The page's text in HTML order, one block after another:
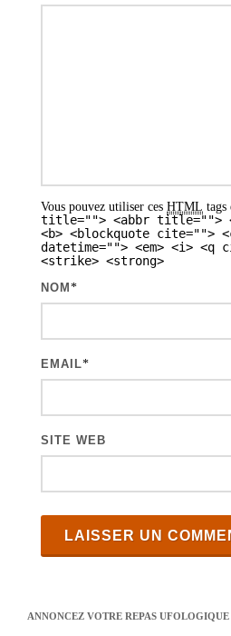
Vous pouvez utiliser ces HTML tags
title=""> <abbr title="">
<b> <blockquote cite="">
datetime=""> <em> <i> <q
<strike> <strong>
NOM *
EMAIL*
SITE WEB
ANNONCEZ VOTRE REPAS UFOLOGIQUE